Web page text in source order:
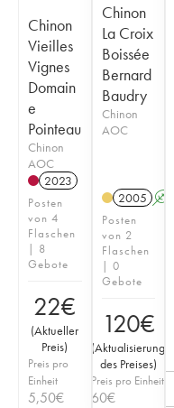
Chinon
Vieilles
Vignes
Domain
e
Pointeau
Chinon
AOC
2023
Posten
von 4
Flaschen
| 8
Gebote
22€
(Aktueller
Preis)
Preis pro
Einheit
5,50€
Chinon
La Croix
Boissée
Bernard
Baudry
Chinon
AOC
2005 A
Posten
von 2
Flaschen
| 0
Gebote
120€
(Aktualisierung
des Preises)
Preis pro Einheit
60€